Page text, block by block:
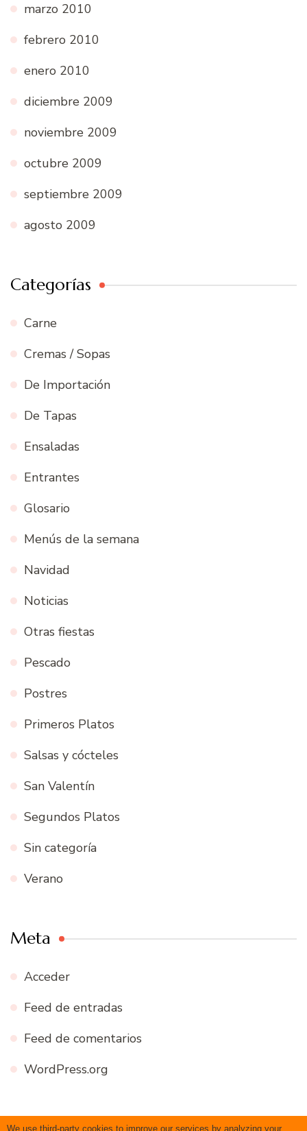
marzo 2010
febrero 2010
enero 2010
diciembre 2009
noviembre 2009
octubre 2009
septiembre 2009
agosto 2009
Categorías
Carne
Cremas / Sopas
De Importación
De Tapas
Ensaladas
Entrantes
Glosario
Menús de la semana
Navidad
Noticias
Otras fiestas
Pescado
Postres
Primeros Platos
Salsas y cócteles
San Valentín
Segundos Platos
Sin categoría
Verano
Meta
Acceder
Feed de entradas
Feed de comentarios
WordPress.org
We use third-party cookies to improve our services by analyzing your